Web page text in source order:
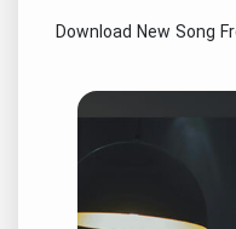
Download New Song